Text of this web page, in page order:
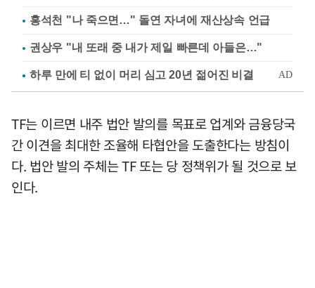
홍석천 "나 죽으면…" 돌연 자녀에 재산상속 언급
권상우 "내 또래 중 내가 제일 빠른데 아들은…"
TF는 이르면 내주 법안 발의를 목표로 업계와 금융당국
간 이견을 최대한 조율해 타협안을 도출한다는 방침이
다. 법안 발의 주체는 TF 또는 당 정책위가 될 것으로 보
인다.